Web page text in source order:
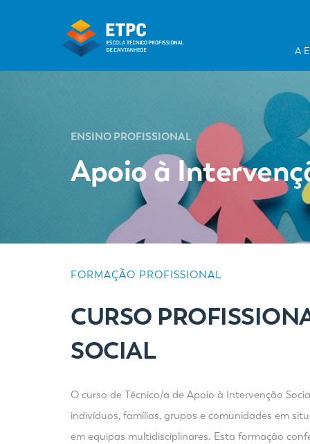
A
ENSINO PROFISSIONAL
Apoio à
FORMAÇÃO PROFISSIONAL
CURSO
SOCIAL
O curso de Técnico/a de Apoio à Intervenção
indivíduos, famílias, grupos e comunidades em
em equipas multidisciplinares. Esta formação